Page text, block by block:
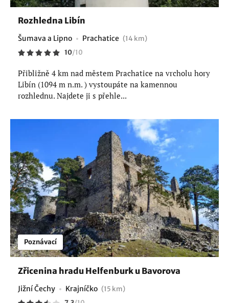
Rozhledna Libín
Šumava a Lipno Prachatice (14 km)
10/10
Přibližně 4 km nad městem Prachatice na vrcholu hory
Libín (1094 m n.m. ) vystoupáte na kamennou
rozhlednu. Najdete ji s přehle...
Poznávací
Zřicenina hradu Helfenburk u Bavorova
Jižní Čechy Krajníčko (15 km)